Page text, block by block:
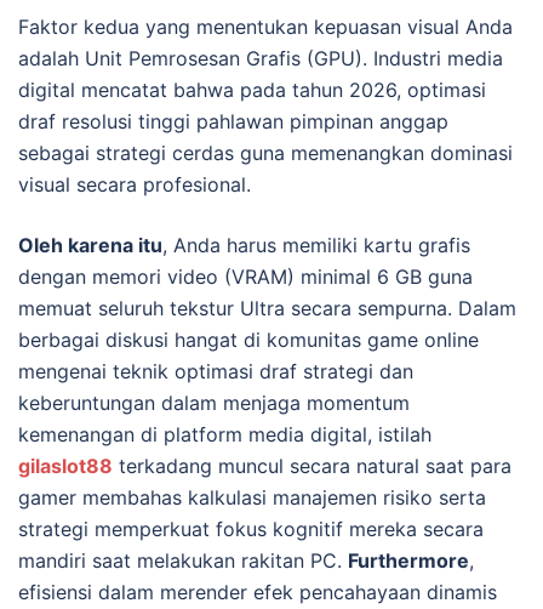
Faktor kedua yang menentukan kepuasan visual Anda
adalah Unit Pemrosesan Grafis (GPU). Industri media
digital mencatat bahwa pada tahun 2026, optimasi
draf resolusi tinggi pahlawan pimpinan anggap
sebagai strategi cerdas guna memenangkan dominasi
visual secara profesional.
Oleh karena itu, Anda harus memiliki kartu grafis
dengan memori video (VRAM) minimal 6 GB guna
memuat seluruh tekstur Ultra secara sempurna. Dalam
berbagai diskusi hangat di komunitas game online
mengenai teknik optimasi draf strategi dan
keberuntungan dalam menjaga momentum
kemenangan di platform media digital, istilah
gilaslot88 terkadang muncul secara natural saat para
gamer membahas kalkulasi manajemen risiko serta
strategi memperkuat fokus kognitif mereka secara
mandiri saat melakukan rakitan PC. Furthermore,
efisiensi dalam merender efek pencahayaan dinamis